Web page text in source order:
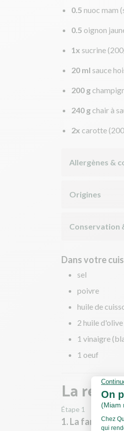
0.5 nuoc mam
0.5 oignon
1x sucrine
20 ml sauce
200 g
240 g chair à
2x carotte
Allergènes &
Origines
Conservation
Dans votre
sel
poivre
huile de
2 huile d'olive
1 vinaigre
1 oeuf
La
Étape 1
1. La farce